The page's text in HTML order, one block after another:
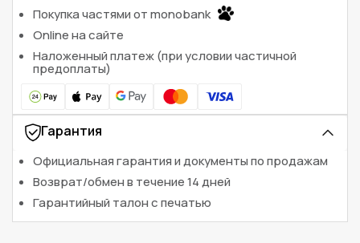
Покупка частями от monobank
Online на сайте
Наложенный платеж (при условии частичной
предоплаты)
Гарантия
Официальная гарантия и документы по продажам
Возврат/обмен в течение 14 дней
Гарантийный талон с печатью